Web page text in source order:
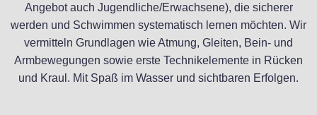
Angebot auch Jugendliche/Erwachsene), die sicherer
werden und Schwimmen systematisch lernen möchten. Wir
vermitteln Grundlagen wie Atmung, Gleiten, Bein- und
Armbewegungen sowie erste Technikelemente in Rücken
und Kraul. Mit Spaß im Wasser und sichtbaren Erfolgen.